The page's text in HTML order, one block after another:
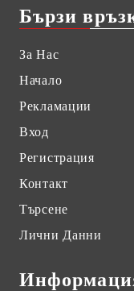
Бързи
За Нас
Начало
Рекламации
Вход
Регистрация
Контакт
Търсене
Лични Данни